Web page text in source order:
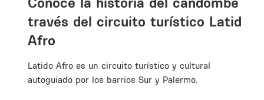
través del circuito turístico Latido
Afro
Latido Afro es un circuito turístico y cultural
autoguiado por los barrios Sur y Palermo.